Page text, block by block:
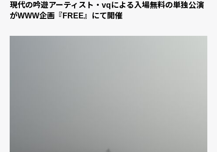
現代の吟遊アーティスト・vqによる入場無料の単独公演
がWWW企画『FREE』にて開催